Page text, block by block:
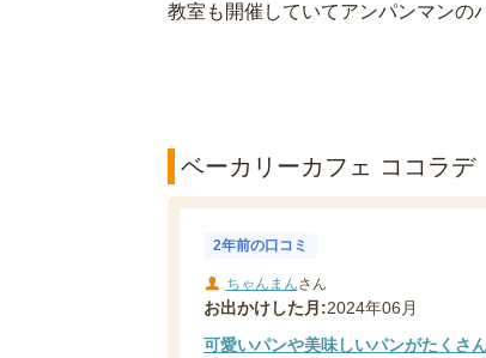
教室も開催していてアンパンマンの
ベーカリーカフェ ココラ
2年前の口コミ
ちゃんまんさん
お出かけした月:2024年06月
可愛いパンや美味しいパンがたくさ